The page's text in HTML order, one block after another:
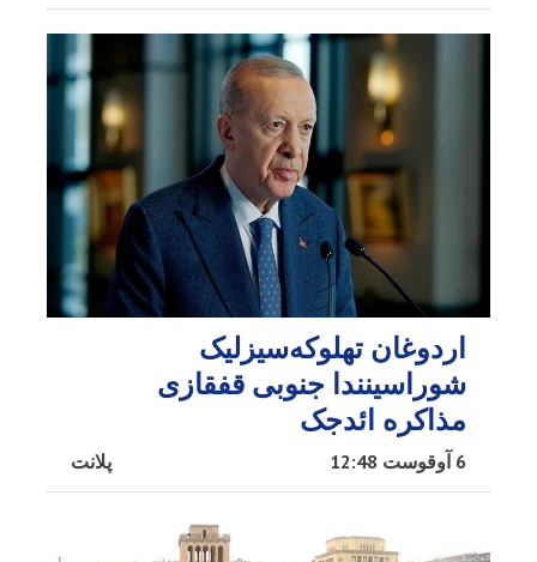
اردوغان تهلوکه‌سیزلیک
شوراسینندا جنوبی قفقازی
مذاکره ائد‌جک
پلانت 6 آوقوست 12:48